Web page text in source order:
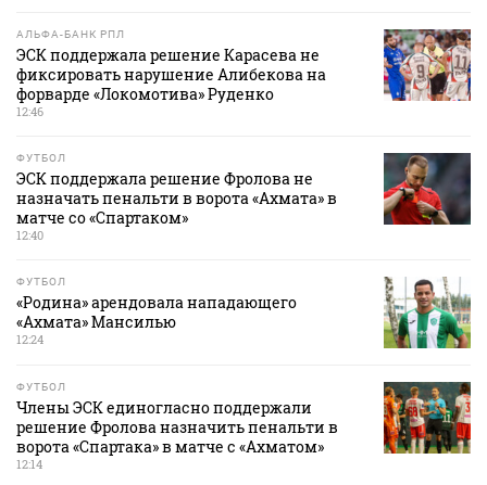
АЛЬФА-БАНК РПЛ
ЭСК поддержала решение Карасева не
фиксировать нарушение Алибекова на
форварде «Локомотива» Руденко
12:46
ФУТБОЛ
ЭСК поддержала решение Фролова не
назначать пенальти в ворота «Ахмата» в
матче со «Спартаком»
12:40
ФУТБОЛ
«Родина» арендовала нападающего
«Ахмата» Мансилью
12:24
ФУТБОЛ
Члены ЭСК единогласно поддержали
решение Фролова назначить пенальти в
ворота «Спартака» в матче с «Ахматом»
12:14